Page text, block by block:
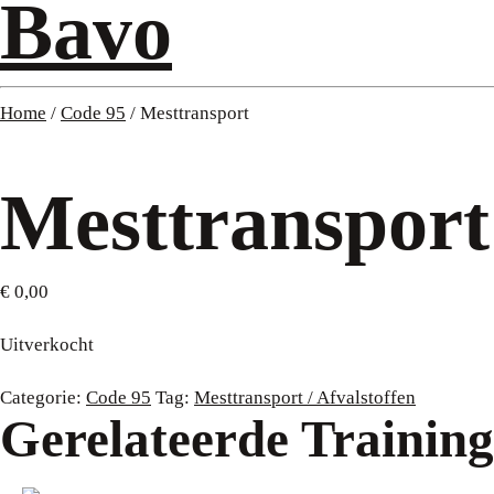
Bavo
Home / Code 95 / Mesttransport
Mesttransport
€ 0,00
Uitverkocht
Categorie: Code 95 Tag: Mesttransport / Afvalstoffen
Gerelateerde